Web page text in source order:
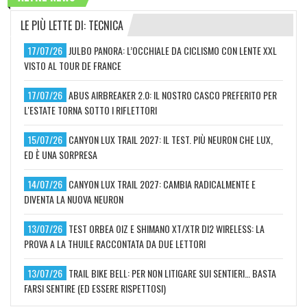
LE PIÙ LETTE DI: TECNICA
17/07/26 JULBO PANORA: L’OCCHIALE DA CICLISMO CON LENTE XXL
VISTO AL TOUR DE FRANCE
17/07/26 ABUS AIRBREAKER 2.0: IL NOSTRO CASCO PREFERITO PER
L'ESTATE TORNA SOTTO I RIFLETTORI
15/07/26 CANYON LUX TRAIL 2027: IL TEST. PIÙ NEURON CHE LUX,
ED È UNA SORPRESA
14/07/26 CANYON LUX TRAIL 2027: CAMBIA RADICALMENTE E
DIVENTA LA NUOVA NEURON
13/07/26 TEST ORBEA OIZ E SHIMANO XT/XTR DI2 WIRELESS: LA
PROVA A LA THUILE RACCONTATA DA DUE LETTORI
13/07/26 TRAIL BIKE BELL: PER NON LITIGARE SUI SENTIERI… BASTA
FARSI SENTIRE (ED ESSERE RISPETTOSI)